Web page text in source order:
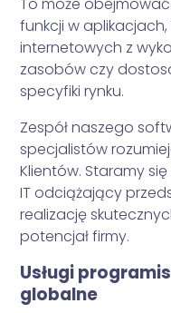
funkcji w
internetowych z
zasobów czy
specyfiki rynku.
Zespół naszego
specjalistów
Klientów. Staramy
IT odciążający
realizację
potencjał firmy.
Usługi
globalne